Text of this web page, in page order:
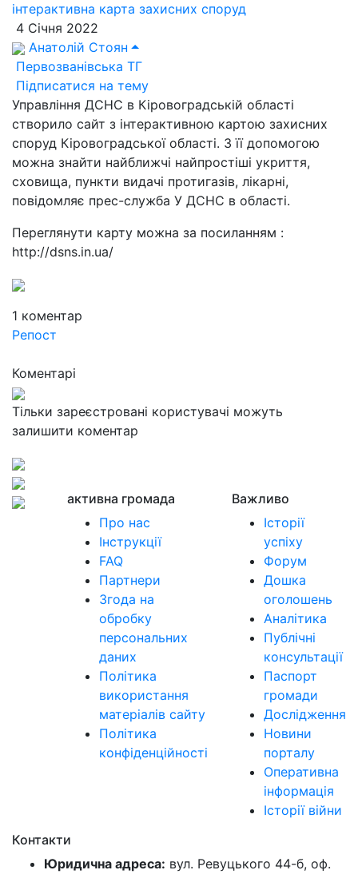
інтерактивна карта захисних споруд
4 Січня 2022
Анатолій Стоян
Первозванівська ТГ
Підписатися на тему
Управління ДСНС в Кіровоградській області
створило сайт з інтерактивною картою захисних
споруд Кіровоградської області. З її допомогою
можна знайти найближчі найпростіші укриття,
сховища, пункти видачі протигазів, лікарні,
повідомляє прес-служба У ДСНС в області.
Переглянути карту можна за посиланням :
http://dsns.in.ua/
1 коментар
Репост
Коментарі
Тільки зареєстровані користувачі можуть
залишити коментар
активна громада
Про нас
Інструкції
FAQ
Партнери
Згода на
обробку
персональних
даних
Політика
використання
матеріалів сайту
Політика
конфіденційності
Важливо
Історії
успіху
Форум
Дошка
оголошень
Аналітика
Публічні
консультації
Паспорт
громади
Дослідження
Новини
порталу
Оперативна
інформація
Історії війни
Контакти
Юридична адреса: вул. Ревуцького 44-б, оф.